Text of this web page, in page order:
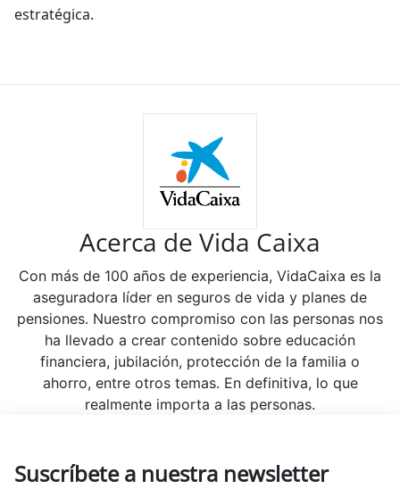
estratégica.
Acerca de Vida Caixa
Con más de 100 años de experiencia, VidaCaixa es la
aseguradora líder en seguros de vida y planes de
pensiones. Nuestro compromiso con las personas nos
ha llevado a crear contenido sobre educación
financiera, jubilación, protección de la familia o
ahorro, entre otros temas. En definitiva, lo que
realmente importa a las personas.
Suscríbete a nuestra newsletter